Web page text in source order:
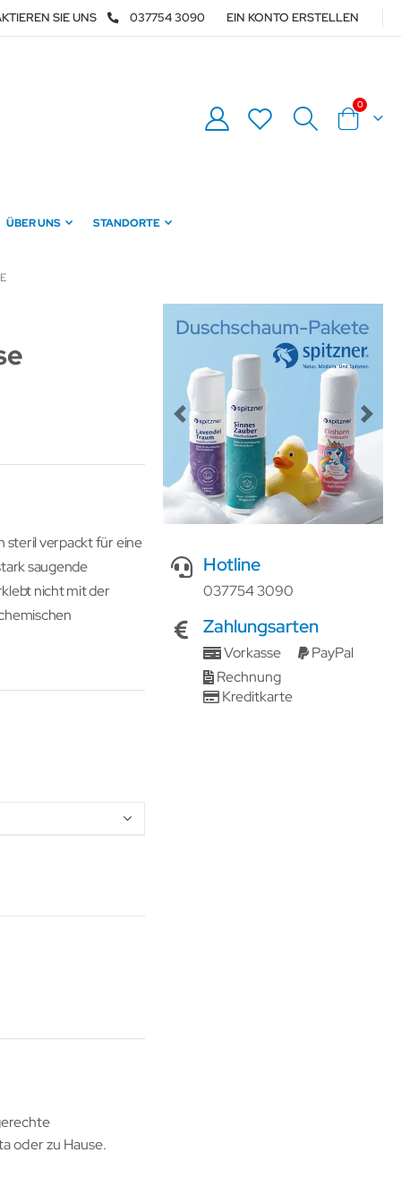
SIE UNS 037754 3090 EIN KONTO ERSTELLEN
Warenkorb
0Artikel
ÜBER UNS STANDORTE
steril verpackt für eine
saugende
nicht mit der
oder zu Hause.
Previous Next
Hotline
037754 3090
Zahlungsarten
Vorkasse
PayPal
Rechnung
Kreditkarte